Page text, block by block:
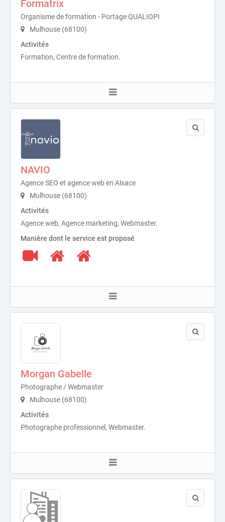
Formatrix
Organisme de formation - Portage QUALIOPI
Mulhouse (68100)
Activités
Formation, Centre de formation.
NAVIO
Agence SEO et agence web en Alsace
Mulhouse (68100)
Activités
Agence web, Agence marketing, Webmaster.
Manière dont le service est proposé
Morgan Gabelle
Photographe / Webmaster
Mulhouse (68100)
Activités
Photographe professionnel, Webmaster.